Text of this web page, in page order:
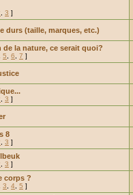
3 ]
durs (taille, marques, etc.)
de la nature, ce serait quoi?
5 6 7 ]
3 ]
8
3 ]
3 ]
corps ?
3 4 5 ]